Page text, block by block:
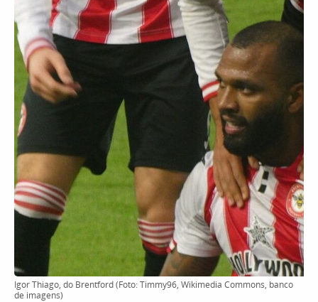
Igor Thiago, do Brentford (Foto: Timmy96, Wikimedia Commons, banco
de imagens)